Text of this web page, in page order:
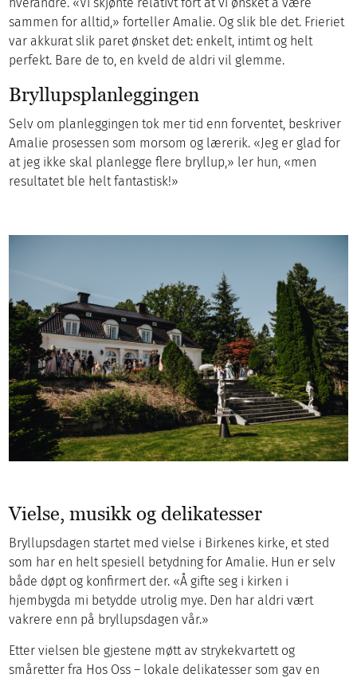
sammen for alltid,» forteller Amalie. Og slik ble det. Frieriet
var akkurat slik paret ønsket det: enkelt, intimt og helt
perfekt. Bare de to, en kveld de aldri vil glemme.
Bryllupsplanleggingen
Selv om planleggingen tok mer tid enn forventet, beskriver
Amalie prosessen som morsom og lærerik. «Jeg er glad for
at jeg ikke skal planlegge flere bryllup,» ler hun, «men
resultatet ble helt fantastisk!»
Vielse, musikk og delikatesser
Bryllupsdagen startet med vielse i Birkenes kirke, et sted
som har en helt spesiell betydning for Amalie. Hun er selv
både døpt og konfirmert der. «Å gifte seg i kirken i
hjembygda mi betydde utrolig mye. Den har aldri vært
vakrere enn på bryllupsdagen vår.»
Etter vielsen ble gjestene møtt av strykekvartett og
småretter fra Hos Oss – lokale delikatesser som gav en